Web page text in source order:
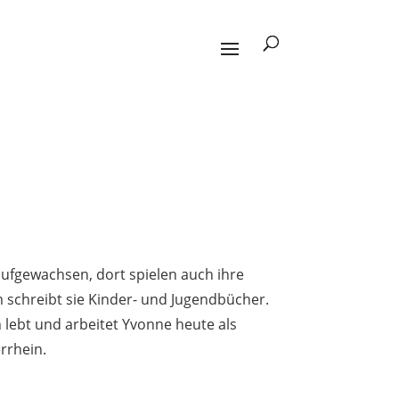
dort spielen auch ihre
sie Kinder- und Jugendbücher.
und arbeitet Yvonne heute als